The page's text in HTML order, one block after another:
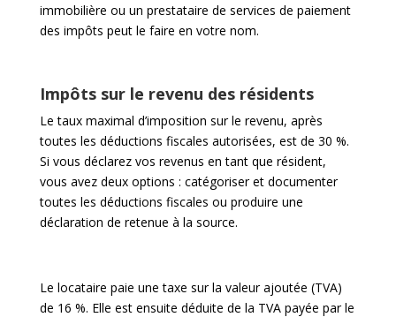
immobilière ou un prestataire de services de paiement
des impôts peut le faire en votre nom.
Impôts sur le revenu des résidents
Le taux maximal d’imposition sur le revenu, après
toutes les déductions fiscales autorisées, est de 30 %.
Si vous déclarez vos revenus en tant que résident,
vous avez deux options : catégoriser et documenter
toutes les déductions fiscales ou produire une
déclaration de retenue à la source.
Le locataire paie une taxe sur la valeur ajoutée (TVA)
de 16 %. Elle est ensuite déduite de la TVA payée par le